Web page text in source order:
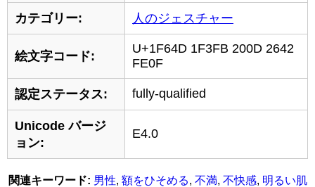
カテゴリー: 人のジェスチャー
絵文字コード:
U+1F64D 1F3FB 200D 2642
FE0F
認定ステータス: fully-qualified
Unicode バージ
ョン:
E4.0
関連キーワード: 男性, 額をひそめる, 不満, 不快感, 明るい肌